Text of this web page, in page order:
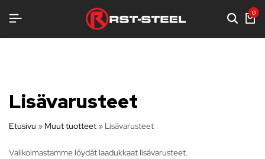
0
Lisävarusteet
Etusivu » Muut tuotteet » Lisävarusteet
Valikoimastamme löydät laadukkaat lisävarusteet.